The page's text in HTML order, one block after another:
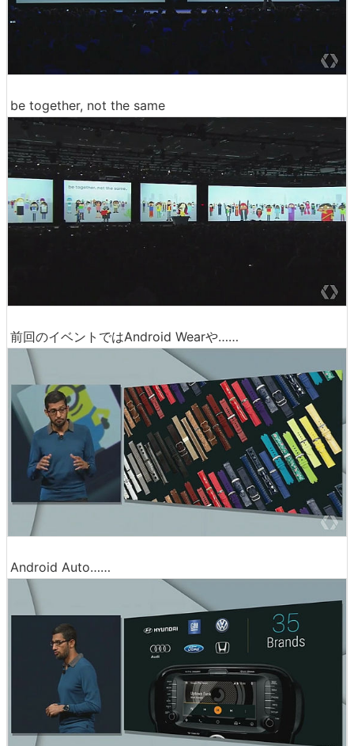
be together, not the same
前回のイベントではAndroid Wearや……
Android Auto……